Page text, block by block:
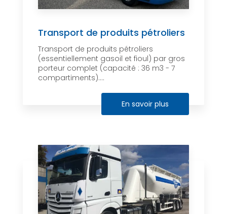
Transport de produits pétroliers
Transport de produits pétroliers
(essentiellement gasoil et fioul) par gros
porteur complet (capacité : 36 m3 - 7
compartiments)....
En savoir plus